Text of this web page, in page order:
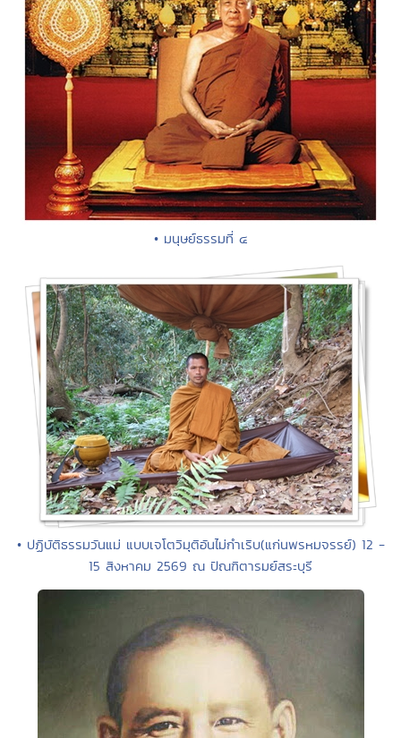
• มนุษย์ธรรมที่ ๔
• ปฏิบัติธรรมวันแม่ แบบเจโตวิมุติอันไม่กำเริบ(แก่นพรหมจรรย์) 12 -
15 สิงหาคม 2569 ณ ปัณฑิตารมย์สระบุรี